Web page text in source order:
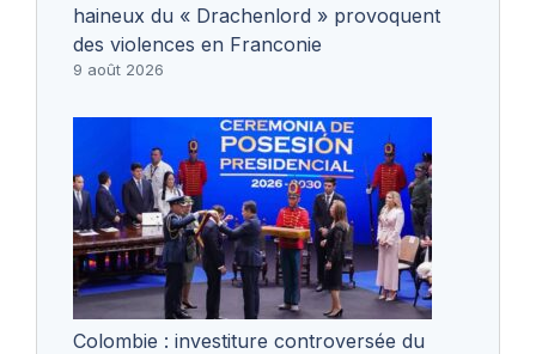
haineux du « Drachenlord » provoquent
des violences en Franconie
9 août 2026
Colombie : investiture controversée du